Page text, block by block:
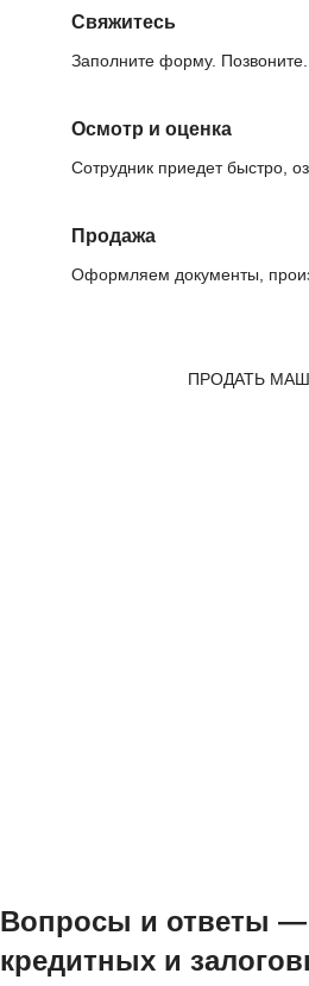
Свяжитесь
Заполните форму. Позвоните.
Осмотр и оценка
Сотрудник приедет быстро,
Продажа
Оформляем документы,
ПРОДАТЬ
Вопросы и ответы
кредитных и